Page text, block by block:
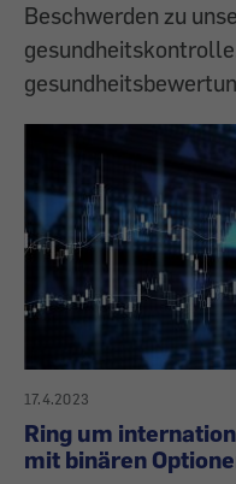
Beschwerden zu
17.4.2023
Ring um
mit binären